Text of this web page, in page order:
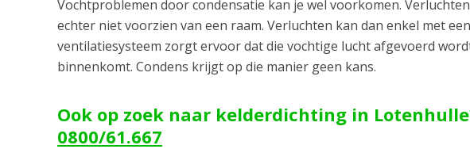
Vochtproblemen door condensatie kan je wel voorkomen.
echter niet voorzien van een raam. Verluchten kan dan enkel met
ventilatiesysteem zorgt ervoor dat die vochtige lucht afgevoerd
binnenkomt. Condens krijgt op die manier geen kans.
Ook op zoek naar kelderdichting in
0800/61.667